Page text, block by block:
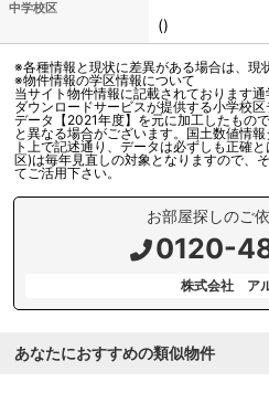
中学校区
()
※各種情報と現状に差異がある場合は、現
※物件情報の学区情報について
当サイト物件情報に記載されております
ダウンロードサービスが提供する小学校
データ【2021年度】を元に加工したもの
と異なる場合がございます。国土数値情
ト上で記述通り、データは必ずしも正確
区)は毎年見直しの対象となりますので、
てご活用下さい。
お部屋探しのご
0120-
株式会社 ア
あなたにおすすめの類似物件